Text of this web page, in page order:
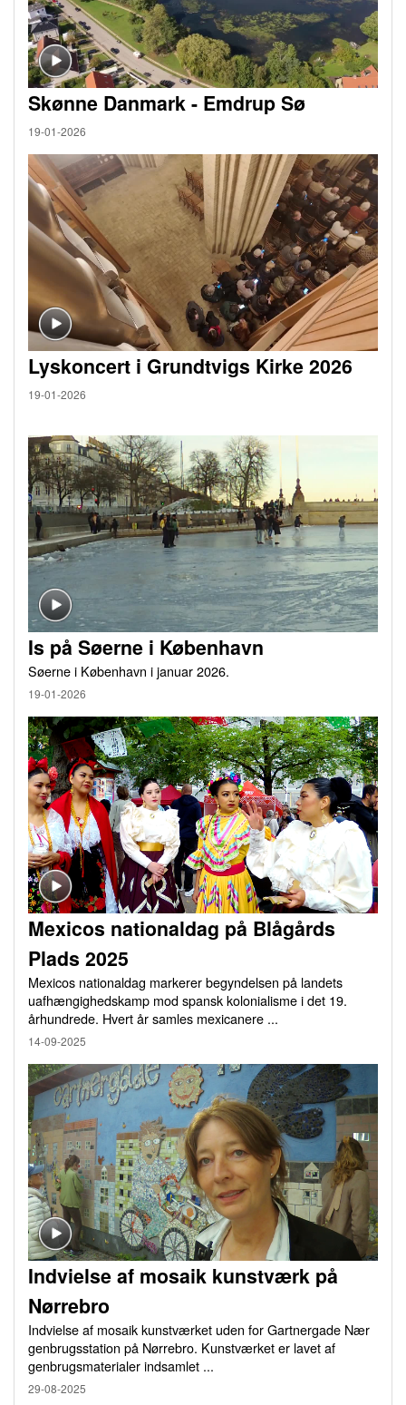
Skønne Danmark - Emdrup Sø
19-01-2026
Lyskoncert i Grundtvigs Kirke 2026
19-01-2026
Is på Søerne i København
Søerne i København i januar 2026.
19-01-2026
Mexicos nationaldag på Blågårds
Plads 2025
Mexicos nationaldag markerer begyndelsen på landets
uafhængighedskamp mod spansk kolonialisme i det 19.
århundrede. Hvert år samles mexicanere ...
14-09-2025
Indvielse af mosaik kunstværk på
Nørrebro
Indvielse af mosaik kunstværket uden for Gartnergade Nær
genbrugsstation på Nørrebro. Kunstværket er lavet af
genbrugsmaterialer indsamlet ...
29-08-2025